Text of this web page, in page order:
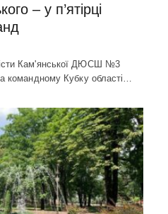
– у п’ятірці
Кам'янської ДЮСШ №3
командному Кубку області…